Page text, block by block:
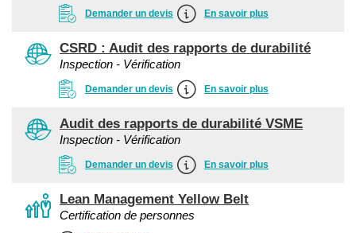
Demander un devis En savoir plus
CSRD : Audit des rapports de durabilité
Inspection - Vérification
Demander un devis En savoir plus
Audit des rapports de durabilité VSME
Inspection - Vérification
Demander un devis En savoir plus
Lean Management Yellow Belt
Certification de personnes